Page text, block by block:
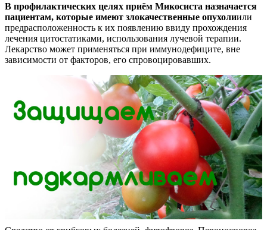
В профилактических целях приём Микосиста назначается
пациентам, которые имеют злокачественные опухолиили
предрасположенность к их появлению ввиду прохождения
лечения цитостатиками, использования лучевой терапии.
Лекарство может применяться при иммунодефиците, вне
зависимости от факторов, его спровоцировавших.